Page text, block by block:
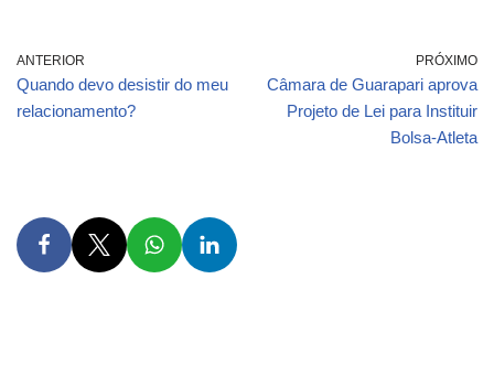
ANTERIOR
Quando devo desistir do meu
relacionamento?
PRÓXIMO
Câmara de Guarapari aprova
Projeto de Lei para Instituir
Bolsa-Atleta